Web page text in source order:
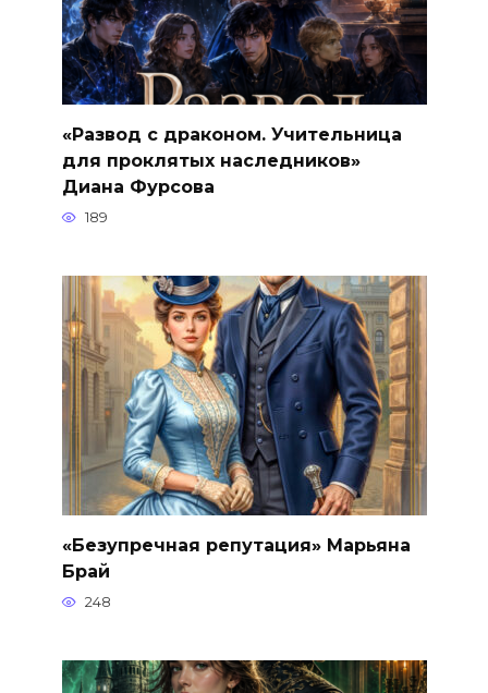
«Развод с драконом. Учительница
для проклятых наследников»
Диана Фурсова
189
«Безупречная репутация» Марьяна
Брай
248